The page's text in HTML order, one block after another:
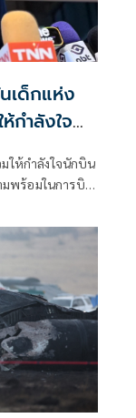
เด็กแห่ง
ให้กำลังใจนักบิน
พร้อมในการบิน